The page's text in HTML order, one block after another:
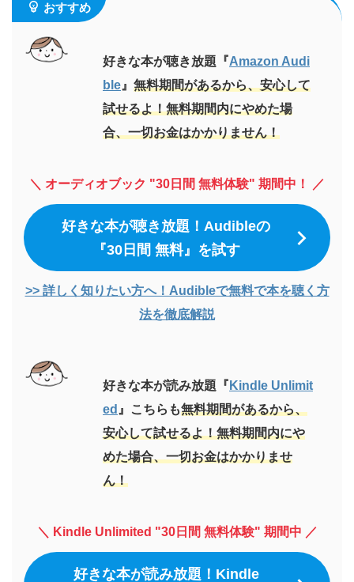
おすすめ
好きな本が聴き放題『Amazon Audi
ble 』 無料期間があるから、安心して
試せるよ！無料期間内にやめた場
合、一切お金はかかりません！
＼ オーディオブック "30日間 無料体験" 期間中！ ／
好きな本が聴き放題！Audibleの
『30日間 無料』を試す
>> 詳しく知りたい方へ！Audibleで無料で本を聴く方
法を徹底解説
好きな本が読み放題『 Kindle Unlimit
ed 』こちらも無料期間があるから、
安心して試せるよ！無料期間内にや
めた場合、一切お金はかかりませ
ん！
＼ Kindle Unlimited "30日間 無料体験" 期間中 ／
好きな本が読み放題！Kindle